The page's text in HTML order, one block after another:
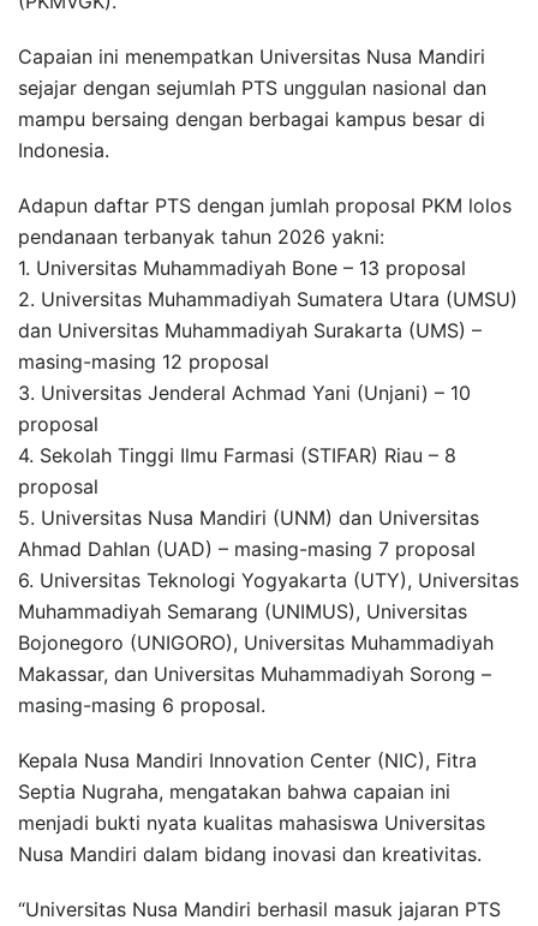
Capaian ini menempatkan Universitas Nusa Mandiri
sejajar dengan sejumlah PTS unggulan nasional dan
mampu bersaing dengan berbagai kampus besar di
Indonesia.
Adapun daftar PTS dengan jumlah proposal PKM lolos
pendanaan terbanyak tahun 2026 yakni:
1. Universitas Muhammadiyah Bone – 13 proposal
2. Universitas Muhammadiyah Sumatera Utara (UMSU)
dan Universitas Muhammadiyah Surakarta (UMS) –
masing-masing 12 proposal
3. Universitas Jenderal Achmad Yani (Unjani) – 10
proposal
4. Sekolah Tinggi Ilmu Farmasi (STIFAR) Riau – 8
proposal
5. Universitas Nusa Mandiri (UNM) dan Universitas
Ahmad Dahlan (UAD) – masing-masing 7 proposal
6. Universitas Teknologi Yogyakarta (UTY), Universitas
Muhammadiyah Semarang (UNIMUS), Universitas
Bojonegoro (UNIGORO), Universitas Muhammadiyah
Makassar, dan Universitas Muhammadiyah Sorong –
masing-masing 6 proposal.
Kepala Nusa Mandiri Innovation Center (NIC), Fitra
Septia Nugraha, mengatakan bahwa capaian ini
menjadi bukti nyata kualitas mahasiswa Universitas
Nusa Mandiri dalam bidang inovasi dan kreativitas.
“Universitas Nusa Mandiri berhasil masuk jajaran PTS